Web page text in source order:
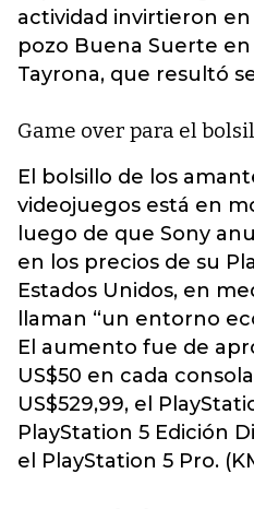
actividad invirtieron en
pozo Buena Suerte
Tayrona, que resultó
Game over para el
El bolsillo de los
videojuegos está en
luego de que Sony
en los precios de su
Estados Unidos, en
llaman “un entorno
El aumento fue de
US$50 en cada
US$529,99, el
PlayStation 5 Edición
el PlayStation 5 Pro.